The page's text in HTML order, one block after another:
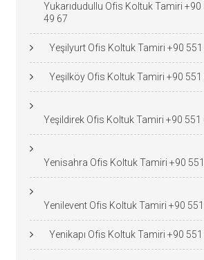
Yukarıdudullu Ofis Koltuk Tamiri +90
49 67
Yeşilyurt Ofis Koltuk Tamiri +90
Yeşilköy Ofis Koltuk Tamiri +90 551
Yeşildirek Ofis Koltuk Tamiri +90 551
Yenisahra Ofis Koltuk Tamiri +90
Yenilevent Ofis Koltuk Tamiri +90
Yenikapı Ofis Koltuk Tamiri +90